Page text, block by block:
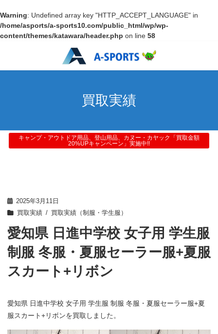
Warning: Undefined array key "HTTP_ACCEPT_LANGUAGE" in
/home/asports/a-sports10.com/public_html/wp/wp-
content/themes/katawara/header.php on line 58
買取実績
キャンプ・アウトドア用品、登山用品、カヌー・カヤック「買取金額
20%UPキャンペーン」実施中!!
2025年3月11日
買取実績
買取実績（制服・学生服）
愛知県 日進中学校 女子用 学生服
制服 冬服・夏服セーラー服+夏服
スカート+リボン
愛知県 日進中学校 女子用 学生服 制服 冬服・夏服セーラー服+夏
服スカート+リボンを買取しました。